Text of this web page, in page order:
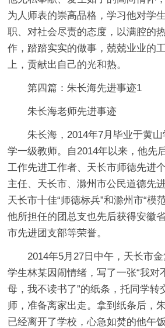
为人师表的崇高品格，学习他对学
职、对社会尽责的态度，以满腔的
作，踏踏实实的做事，兢兢业业的
上，贡献出自己的光和热。
第四篇：朱长海先进事迹1
朱长海老师先进事迹
朱长海，2014年7月毕业于黄
学一级教师。自2014年以来，他先
工作先进工作者、天长市师德先进
主任、天长市、滁州市公民道德先
天长市十佳“师德标兵”和滁州市“模
他所担任的团总支也先后获得安徽
市先进团支部等荣誉。
2014年5月27日中午，天长市
学生林某因闹情绪，写了一张“我对
母，我不读书了”的纸条，托同学转
师，准备离家出走。拿到纸条后，
已经离开了学校，心急如焚的他午